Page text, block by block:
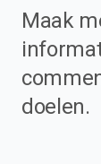
Maak
doelen.